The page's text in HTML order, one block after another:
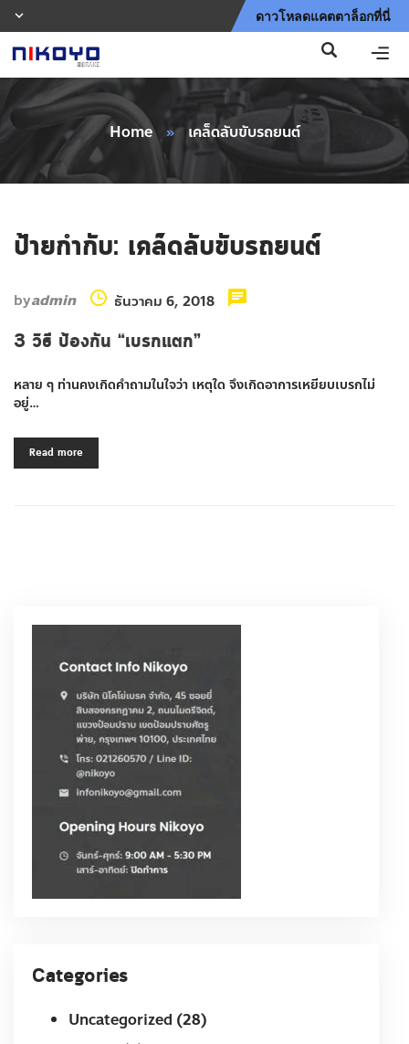
ดาวโหลดแคตตาล็อกที่นี่
Home » เคล็ดลับขับรถยนต์
ป้ายกำกับ: เคล็ดลับขับรถยนต์
byadmin ธันวาคม 6, 2018
3 วิธี ป้องกัน “เบรกแตก”
หลาย ๆ ท่านคงเกิดคำถามในใจว่า เหตุใด จึงเกิดอาการเหยียบเบรกไม่
อยู่…
Read more
Categories
Uncategorized(28)